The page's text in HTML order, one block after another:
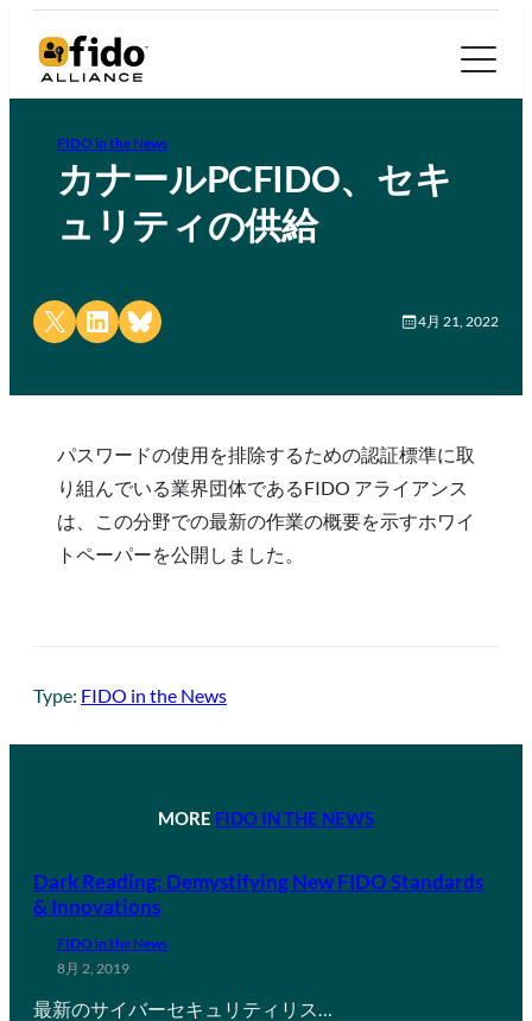
FIDO in the News
カナールPCFIDO、セキ
ュリティの供給
Share on X Share on LinkedIn
Share on Bluesky 4月 21, 2022
パスワードの使用を排除するための認証標準に取
り組んでいる業界団体であるFIDO アライアンス
は、この分野での最新の作業の概要を示すホワイ
トペーパーを公開しました。
Type: FIDO in the News
MORE FIDO IN THE NEWS
Dark Reading: Demystifying New FIDO Standards
& Innovations
FIDO in the News
8月 2, 2019
最新のサイバーセキュリティリス…